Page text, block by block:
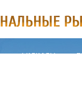
ФИЛИАЛЫ